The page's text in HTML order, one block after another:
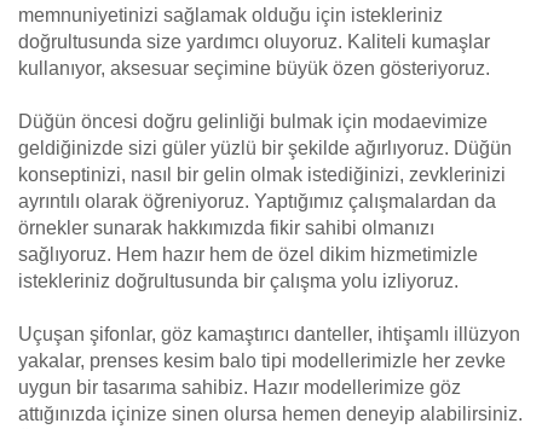
memnuniyetinizi sağlamak olduğu için istekleriniz
doğrultusunda size yardımcı oluyoruz. Kaliteli kumaşlar
kullanıyor, aksesuar seçimine büyük özen gösteriyoruz.
Düğün öncesi doğru gelinliği bulmak için modaevimize
geldiğinizde sizi güler yüzlü bir şekilde ağırlıyoruz. Düğün
konseptinizi, nasıl bir gelin olmak istediğinizi, zevklerinizi
ayrıntılı olarak öğreniyoruz. Yaptığımız çalışmalardan da
örnekler sunarak hakkımızda fikir sahibi olmanızı
sağlıyoruz. Hem hazır hem de özel dikim hizmetimizle
istekleriniz doğrultusunda bir çalışma yolu izliyoruz.
Uçuşan şifonlar, göz kamaştırıcı danteller, ihtişamlı illüzyon
yakalar, prenses kesim balo tipi modellerimizle her zevke
uygun bir tasarıma sahibiz. Hazır modellerimize göz
attığınızda içinize sinen olursa hemen deneyip alabilirsiniz.